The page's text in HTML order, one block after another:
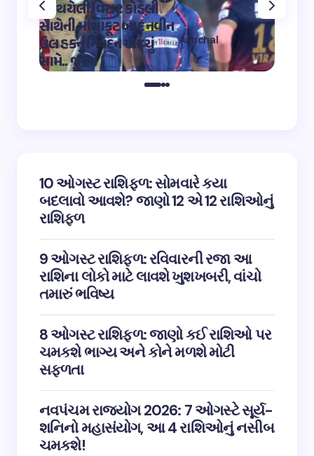
પર થયેલી વિરાટ કોહલી
સાથેની માથાકૂટ બાદ નવીન
ઉલ હકનું નિવેદન આવ્યું
સામે.. જુઓ
Aanchal
on 12:32 pm May 4,
2023
10 ઓગસ્ટ રાશિફળ: સોમવારે કયા
બદલાવો આવશે? જાણો 12 એ 12 રાશિઓનું
રાશિફળ
9 ઓગસ્ટ રાશિફળ: રવિવારની રજા આ
રાશિના લોકો માટે લાવશે ખુશખબરી, વાંચો
તમારું ભવિષ્ય
8 ઓગસ્ટ રાશિફળ: જાણો કઈ રાશિઓ પર
ચમકશે ભાગ્ય અને કોને મળશે મોટી
સફળતા
નવપંચમ રાજયોગ 2026: 7 ઓગસ્ટે સૂર્ય-
શનિનો મહાસંયોગ, આ 4 રાશિઓનું નસીબ
ચમકશે!